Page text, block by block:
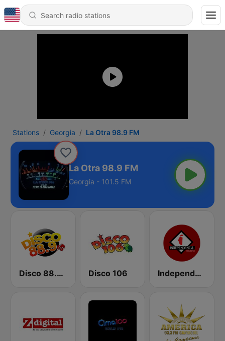
Stations Georgia La Otra 98.9 FM
La Otra 98.9 FM
Georgia - 101.5 FM
Disco 88.9 FM Disco 106 Independencia FM